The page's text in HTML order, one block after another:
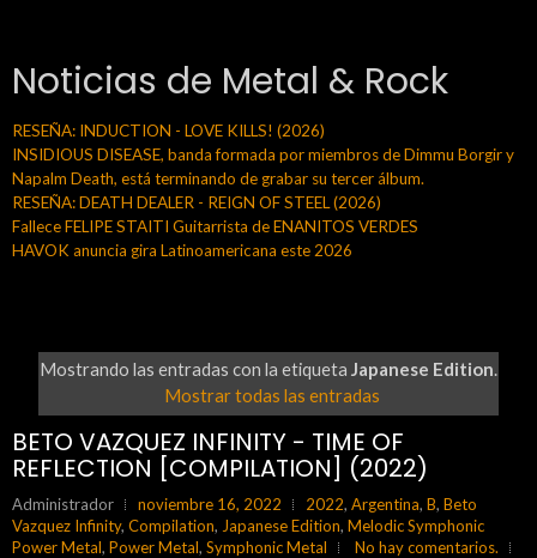
Noticias de Metal & Rock
RESEÑA: INDUCTION - LOVE KILLS! (2026)
INSIDIOUS DISEASE, banda formada por miembros de Dimmu Borgir y
Napalm Death, está terminando de grabar su tercer álbum.
RESEÑA: DEATH DEALER - REIGN OF STEEL (2026)
Fallece FELIPE STAITI Guitarrista de ENANITOS VERDES
HAVOK anuncia gira Latinoamericana este 2026
Mostrando las entradas con la etiqueta Japanese Edition.
Mostrar todas las entradas
BETO VAZQUEZ INFINITY - TIME OF
REFLECTION [COMPILATION] (2022)
Administrador noviembre 16, 2022 2022, Argentina, B, Beto
Vazquez Infinity, Compilation, Japanese Edition, Melodic Symphonic
Power Metal, Power Metal, Symphonic Metal
No hay comentarios.